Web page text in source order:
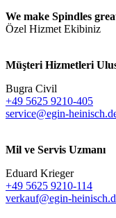
We make Spindles
Özel Hizmet Ekibiniz
Müşteri Hizmetleri
Bugra Civil
+49 5625 9210-405
service@egin-
Mil ve Servis Uzmanı
Eduard Krieger
+49 5625 9210-114
verkauf@egin-